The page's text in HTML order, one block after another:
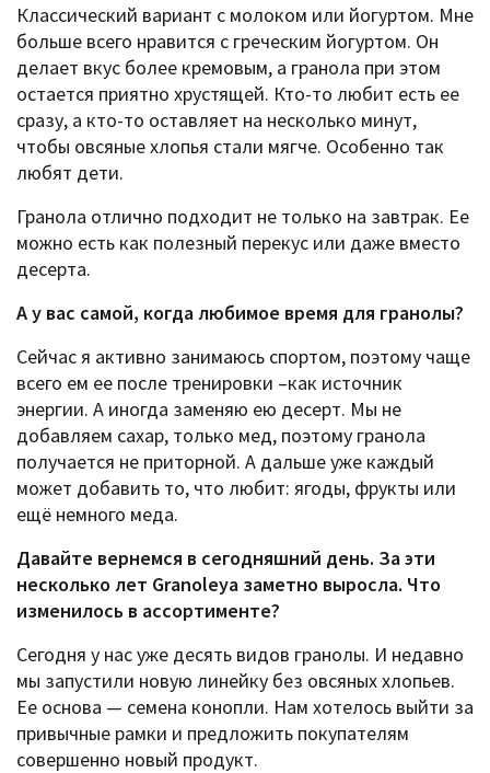
Классический вариант с молоком или йогуртом. Мне
больше всего нравится с греческим йогуртом. Он
делает вкус более кремовым, а гранола при этом
остается приятно хрустящей. Кто-то любит есть ее
сразу, а кто-то оставляет на несколько минут,
чтобы овсяные хлопья стали мягче. Особенно так
любят дети.
Гранола отлично подходит не только на завтрак. Ее
можно есть как полезный перекус или даже вместо
десерта.
А у вас самой, когда любимое время для гранолы?
Сейчас я активно занимаюсь спортом, поэтому чаще
всего ем ее после тренировки –как источник
энергии. А иногда заменяю ею десерт. Мы не
добавляем сахар, только мед, поэтому гранола
получается не приторной. А дальше уже каждый
может добавить то, что любит: ягоды, фрукты или
ещё немного меда.
Давайте вернемся в сегодняшний день. За эти
несколько лет Granoleya заметно выросла. Что
изменилось в ассортименте?
Сегодня у нас уже десять видов гранолы. И недавно
мы запустили новую линейку без овсяных хлопьев.
Ее основа — семена конопли. Нам хотелось выйти за
привычные рамки и предложить покупателям
совершенно новый продукт.